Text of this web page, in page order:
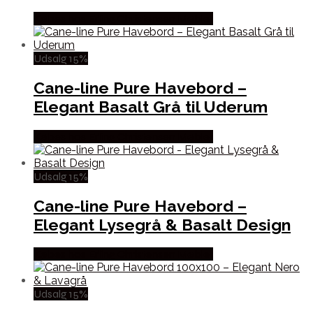
Udsalg 15%
Cane-line Pure Havebord –
Elegant Basalt Grå til Uderum
Udsalg 15%
Cane-line Pure Havebord –
Elegant Lysegrå & Basalt Design
Udsalg 15%